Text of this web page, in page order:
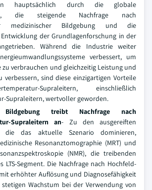
hauptsächlich durch die globale
die steigende Nachfrage nach
medizinischer Bildgebung und die
der Grundlagenforschung in der
Während die Industrie weiter
verbessert, um
zu verbrauchen und gleichzeitig Leistung und
verbessern, sind diese einzigartigen Vorteile
Supraleitern, einschließlich
Supraleitern, wertvoller geworden.
Bildgebung treibt Nachfrage nach
Supraleitern an- Zu den ausgereiften
die das aktuelle Szenario dominieren,
Resonanztomographie (MRT) und
(NMR), die treibenden
LTS-Segment. Die Nachfrage nach Hochfeld-
mit erhöhter Auflösung und Diagnosefähigkeit
Wachstum bei der Verwendung von